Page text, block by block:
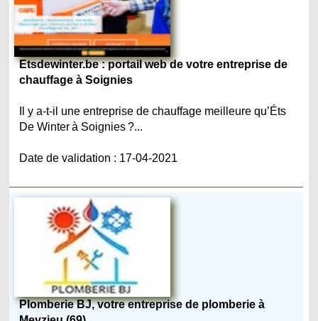
Etsdewinter.be : portail web de votre entreprise de
chauffage à Soignies
Il y a-t-il une entreprise de chauffage meilleure qu’Éts
De Winter à Soignies ?...
Date de validation : 17-04-2021
Plomberie BJ, votre entreprise de plomberie à